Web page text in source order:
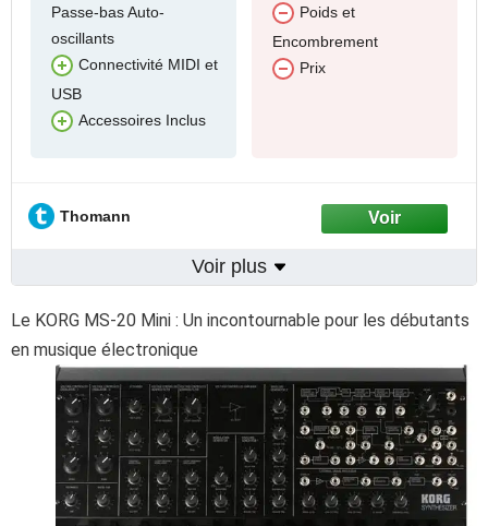
Passe-bas Auto-
oscillants
Connectivité MIDI et
USB
Accessoires Inclus
Poids et
Encombrement
Prix
Thomann
Voir plus
Le KORG MS-20 Mini : Un incontournable pour les débutants
en musique électronique